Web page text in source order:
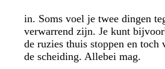
in. Soms voel je twee dingen
verwarrend zijn. Je kunt
de ruzies thuis stoppen en
de scheiding. Allebei mag.